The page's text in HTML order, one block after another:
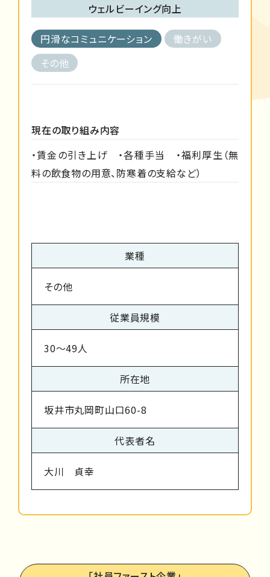
ウェルビーイング向上
円滑なコミュニケーション
働きがい
その他
現在の取り組み内容
・賃金の引き上げ ・各種手当 ・福利厚生（無
料の飲食物の用意、防寒着の支給など）
業種
その他
従業員規模
30～49人
所在地
坂井市丸岡町山口60-8
代表者名
大川 貞幸